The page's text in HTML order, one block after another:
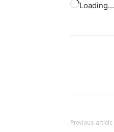
Loading…
Previous article